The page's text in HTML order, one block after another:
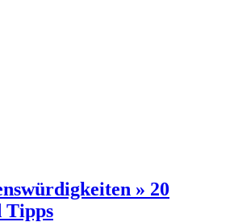
» 20
Tipps